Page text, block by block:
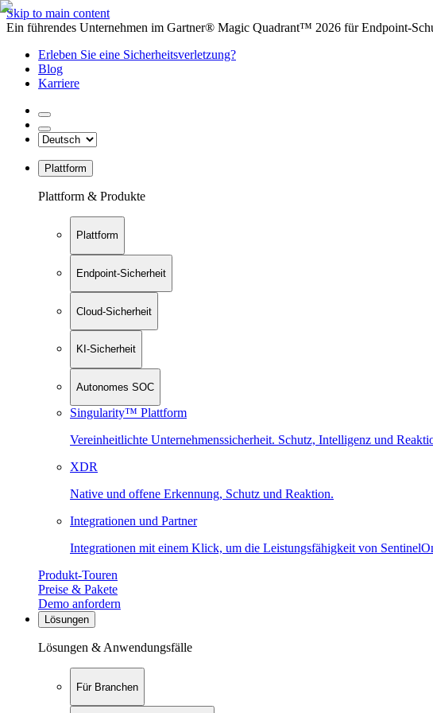
Skip to main content
Ein führendes Unternehmen im Gartner® Magic Quadrant™ 2026 für Endpoint-
Erleben Sie eine Sicherheitsverletzung?
Blog
Karriere
Plattform
Plattform & Produkte
Plattform
Endpoint-Sicherheit
Cloud-Sicherheit
KI-Sicherheit
Autonomes SOC
Singularity™ Plattform
Vereinheitlichte Unternehmenssicherheit. Schutz, Intelligenz und
XDR
Native und offene Erkennung, Schutz und Reaktion.
Integrationen und Partner
Integrationen mit einem Klick, um die Leistungsfähigkeit von
Produkt-Touren
Preise & Pakete
Demo anfordern
Lösungen
Lösungen & Anwendungsfälle
Für Branchen